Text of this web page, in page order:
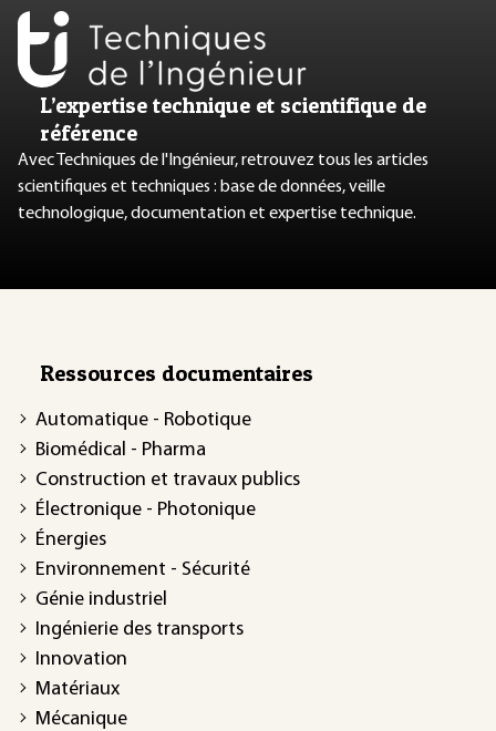
L’expertise technique et scientifique de
référence
Avec Techniques de l'Ingénieur, retrouvez tous les articles
scientifiques et techniques : base de données, veille
technologique, documentation et expertise technique.
Ressources documentaires
Automatique - Robotique
Biomédical - Pharma
Construction et travaux publics
Électronique - Photonique
Énergies
Environnement - Sécurité
Génie industriel
Ingénierie des transports
Innovation
Matériaux
Mécanique